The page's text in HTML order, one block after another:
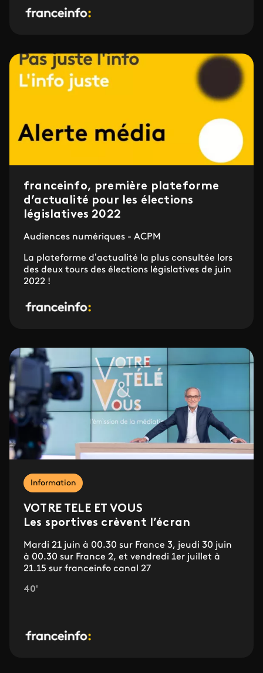
franceinfo, première plateforme
d’actualité pour les élections
législatives 2022
Audiences numériques - ACPM
La plateforme d’actualité la plus consultée lors
des deux tours des élections législatives de juin
2022 !
Information
VOTRE TELE ET VOUS
Les sportives crèvent l’écran
Mardi 21 juin à 00.30 sur France 3, jeudi 30 juin
à 00.30 sur France 2, et vendredi 1er juillet à
21.15 sur franceinfo canal 27
40'